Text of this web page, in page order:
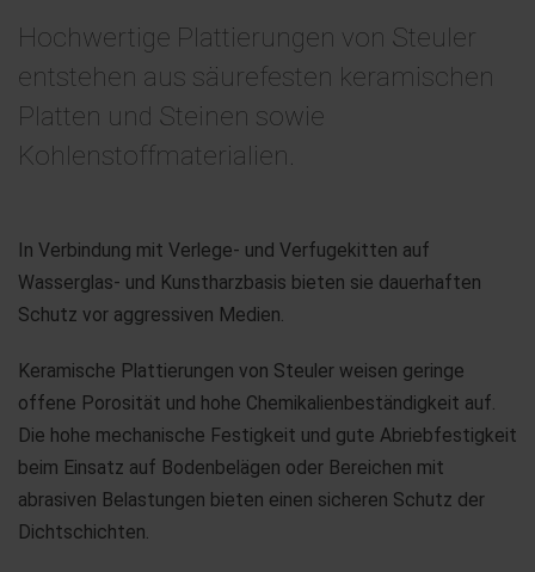
Hochwertige Plattierungen von Steuler
entstehen aus säurefesten keramischen
Platten und Steinen sowie
Kohlenstoffmaterialien.
In Verbindung mit Verlege- und Verfugekitten auf
Wasserglas- und Kunstharzbasis bieten sie dauerhaften
Schutz vor aggressiven Medien.
Keramische Plattierungen von Steuler weisen geringe
offene Porosität und hohe Chemikalienbeständigkeit auf.
Die hohe mechanische Festigkeit und gute Abriebfestigkeit
beim Einsatz auf Bodenbelägen oder Bereichen mit
abrasiven Belastungen bieten einen sicheren Schutz der
Dichtschichten.